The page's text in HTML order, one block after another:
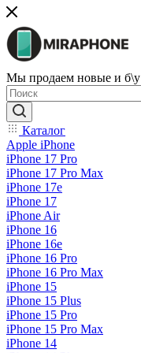
Мы продаем новые и
Каталог
Apple iPhone
iPhone 17 Pro
iPhone 17 Pro Max
iPhone 17e
iPhone 17
iPhone Air
iPhone 16
iPhone 16e
iPhone 16 Pro
iPhone 16 Pro Max
iPhone 15
iPhone 15 Plus
iPhone 15 Pro
iPhone 15 Pro Max
iPhone 14